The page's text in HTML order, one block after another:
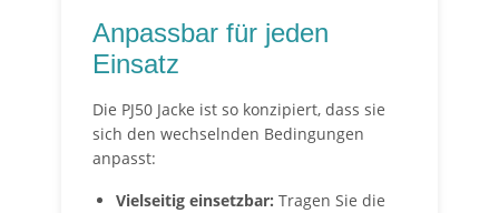
Anpassbar für jeden
Einsatz
Die PJ50 Jacke ist so konzipiert, dass sie
sich den wechselnden Bedingungen
anpasst:
Vielseitig einsetzbar: Tragen Sie die